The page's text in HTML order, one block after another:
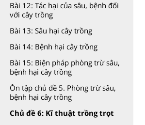
Bài 12: Tác hại của sâu, bệnh đối
với cây trồng
Bài 13: Sâu hại cây trồng
Bài 14: Bệnh hại cây trồng
Bài 15: Biện pháp phòng trừ sâu,
bệnh hại cây trồng
Ôn tập chủ đề 5. Phòng trừ sâu,
bệnh hại cây trồng
Chủ đề 6: Kĩ thuật trồng trọt